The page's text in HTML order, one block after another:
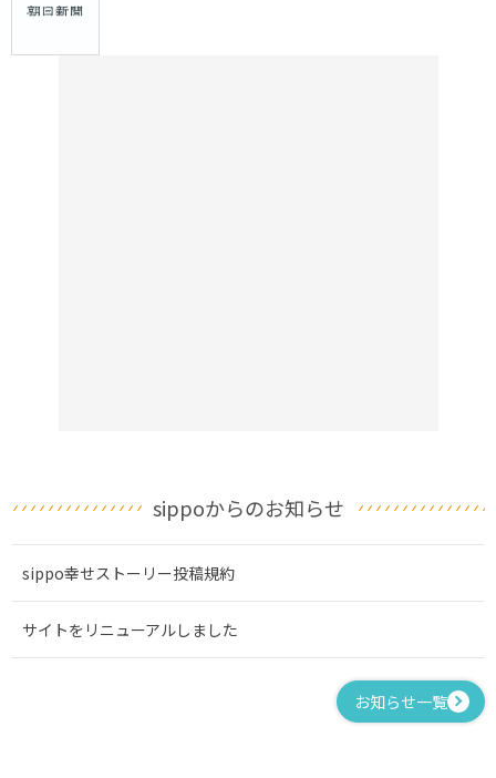
sippoからのお知らせ
sippo幸せストーリー投稿規約
サイトをリニューアルしました
お知らせ一覧